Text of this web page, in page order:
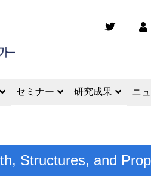
セミナー 研究成果 ニ
Structures, and